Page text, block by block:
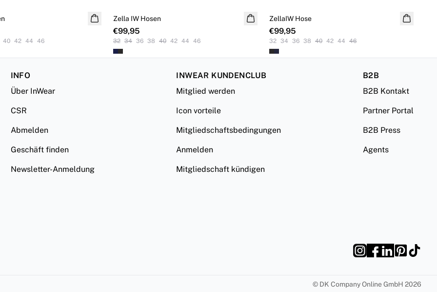
40 42 44 46
Zella IW Hosen
€99,95
32 34 36 38 40 42 44 46
ZellaIW Hose
€99,95
32 34 36 38 40 42 44 46
INFO
Über InWear
CSR
Abmelden
Geschäft finden
Newsletter-Anmeldung
INWEAR KUNDENCLUB
Mitglied werden
Icon vorteile
Mitgliedschaftsbedingungen
Anmelden
Mitgliedschaft kündigen
B2B
B2B Kontakt
Partner Portal
B2B Press
Agents
© DK Company Online GmbH 2026